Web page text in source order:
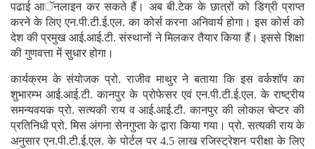
पढाई आॅनलाइन कर सकते हैं। अब बी.टेक के छात्रों को डिग्री प्राप्त
करने के लिए एन.पी.टी.ई.एल. का कोर्स करना अनिवार्य होगा। इस कोर्स को
देश की प्रमुख आई.आई.टी. संस्थानों ने मिलकर तैयार किया हैं। इससे शिक्षा
की गुणवत्ता में सुधार होगा।
कार्यक्रम के संयोजक प्रो. राजीव माथुर ने बताया कि इस वर्कशाॅप का
शुभारम्भ आई.आई.टी. कानपुर के प्रोफेसर एवं एन.पी.टी.ई.एल. के राष्ट्रीय
समन्यवयक प्रो. सत्यकी राय व आई.आई.टी. कानपुर की लोकल चेप्टर की
प्रतिनिधी प्रो. मिस अंगना सेनगुप्ता के द्वारा किया गया। प्रो. सत्यकी राय के
अनुसार एन.पी.टी.ई.एल. के पोर्टल पर 4.5 लाख रजिस्ट्रेशन परीक्षा के लिए